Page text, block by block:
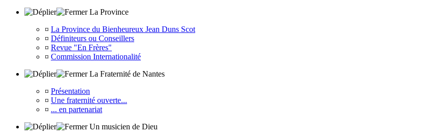
La Province
¤ La Province du Bienheureux Jean Duns Scot
¤ Définiteurs ou Conseillers
¤ Revue "En Frères"
¤ Commission Internationalité
La Fraternité de Nantes
¤ Présentation
¤ Une fraternité ouverte...
¤ ... en partenariat
Un musicien de Dieu